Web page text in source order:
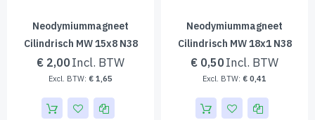
Neodymiummagneet
Cilindrisch MW 15x8 N38
€ 2,00
€ 1,65
Neodymiummagneet
Cilindrisch MW 18x1 N38
€ 0,50
€ 0,41